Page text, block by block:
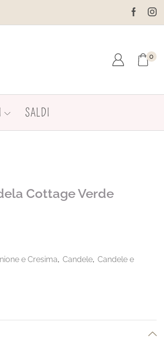
IL SITO È IN
0
SALDI
Cottage Verde
e Cresima, Candele, Candele e